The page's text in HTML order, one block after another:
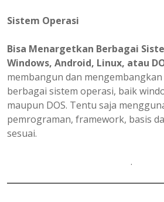
Sistem Operasi
Bisa Menargetkan Berbagai
Windows, Android, Linux, atau
membangun dan
berbagai sistem operasi, baik
maupun DOS. Tentu saja
pemrograman, framework, basis
sesuai.
.